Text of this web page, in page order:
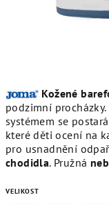
Kožené
podzimní
systémem se
které děti ocení na
pro usnadnění
chodidla. Pružná
VELIKOST